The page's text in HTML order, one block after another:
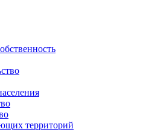
территорий